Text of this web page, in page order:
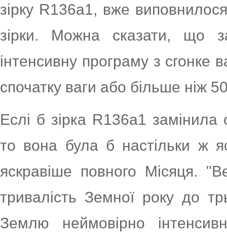
зірку R136a1, вже
зірки. Можна сказати, що
інтенсивну програму з сгонке
спочатку ваги або більше ніж
Еслі б зірка R136a1
то вона була б настільки ж
яскравіше повного Місяця.
тривалість Земної року до
Землю неймовірно